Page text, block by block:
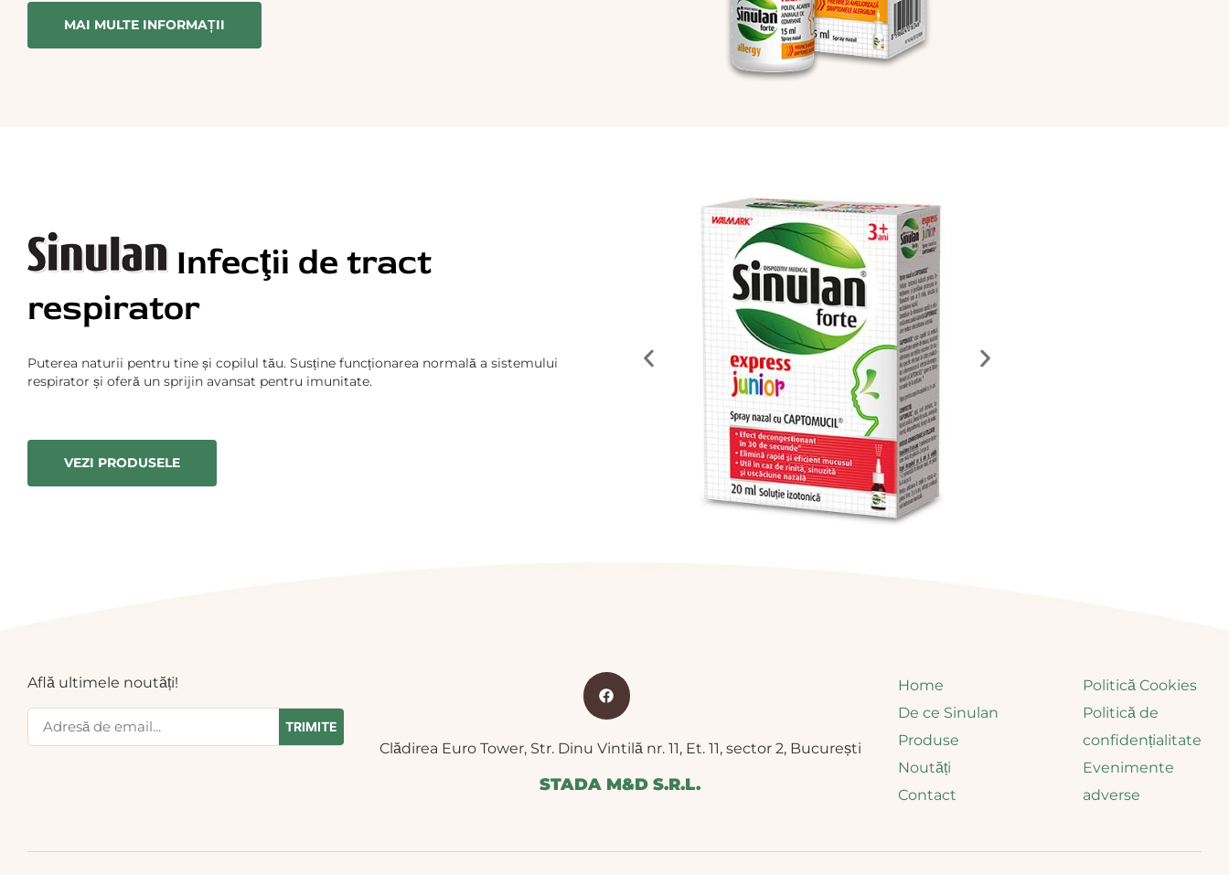
MAI MULTE INFORMAȚII
Infecţii de tract
respirator
Puterea naturii pentru tine și copilul tău. Susține funcționarea normală a sistemului
respirator și oferă un sprijin avansat pentru imunitate.
VEZI PRODUSELE
Află ultimele noutăți!
TRIMITE
Clădirea Euro Tower, Str. Dinu Vintilă nr. 11, Et. 11, sector 2, București
STADA M&D S.R.L.
Home
De ce Sinulan
Produse
Noutăți
Contact
Politică Cookies
Politică de
confidențialitate
Evenimente
adverse